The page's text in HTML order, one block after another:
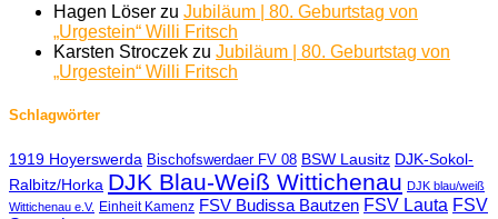
Hagen Löser zu Jubiläum | 80. Geburtstag von
„Urgestein“ Willi Fritsch
Karsten Stroczek zu Jubiläum | 80. Geburtstag von
„Urgestein“ Willi Fritsch
Schlagwörter
1919 Hoyerswerda Bischofswerdaer FV 08 BSW Lausitz DJK-Sokol-
Ralbitz/Horka DJK Blau-Weiß Wittichenau DJK blau/weiß
Wittichenau e.V. Einheit Kamenz FSV Budissa Bautzen FSV Lauta FSV